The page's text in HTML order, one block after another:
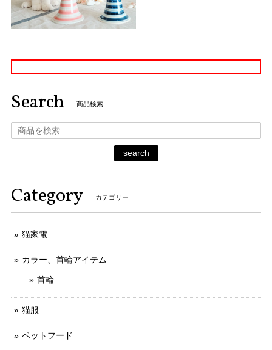
Search 商品検索
search
Category カテゴリー
猫家電
カラー、首輪アイテム
首輪
猫服
ペットフード